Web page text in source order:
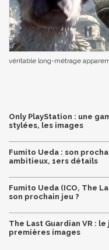
véritable long-métrage
Only PlayStation : une
stylées, les images
Fumito Ueda : son
ambitieux, 1ers détails
Fumito Ueda (ICO, The
son prochain jeu ?
The Last Guardian VR :
premières images